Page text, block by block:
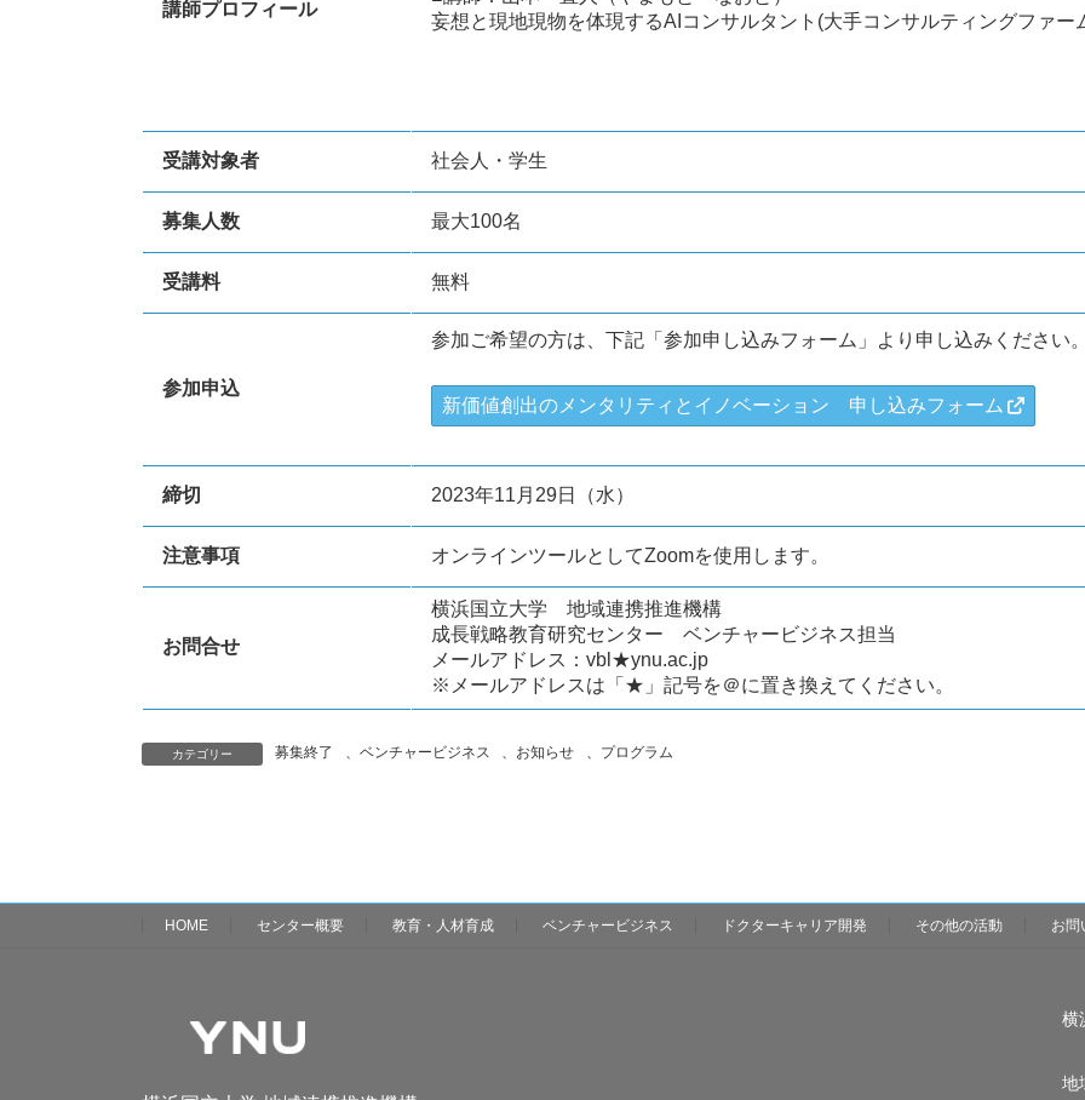
講師プロフィール
妄想と現地現物を体現するAIコンサルタント(大手コンサルティングファー
受講対象者 社会人・学生
募集人数 最大100名
受講料 無料
参加申込
参加ご希望の方は、下記「参加申し込みフォーム」より申し込みください。
新価値創出のメンタリティとイノベーション 申し込みフォーム
締切 2023年11月29日（水）
注意事項 オンラインツールとしてZoomを使用します。
お問合せ
横浜国立大学 地域連携推進機構
成長戦略教育研究センター ベンチャービジネス担当
メールアドレス：vbl★ynu.ac.jp
※メールアドレスは「★」記号を＠に置き換えてください。
カテゴリー 募集終了 、 ベンチャービジネス 、 お知らせ 、 プログラム
HOME センター概要 教育・人材育成 ベンチャービジネス ドクターキャリア開発 その他の活動 お問
横
地